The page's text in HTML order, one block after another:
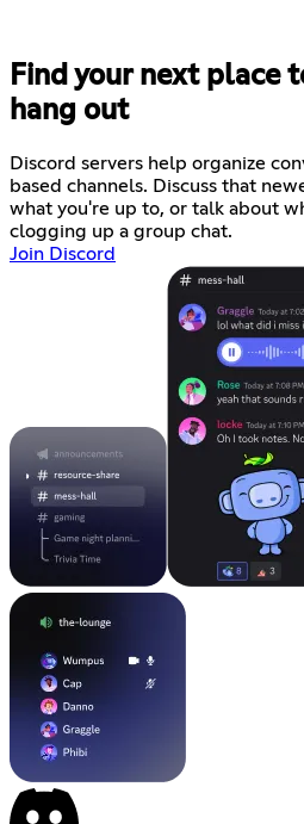
Find your next place
hang out
Discord servers help organize
based channels. Discuss that
what you're up to, or talk about
clogging up a group chat.
Join Discord